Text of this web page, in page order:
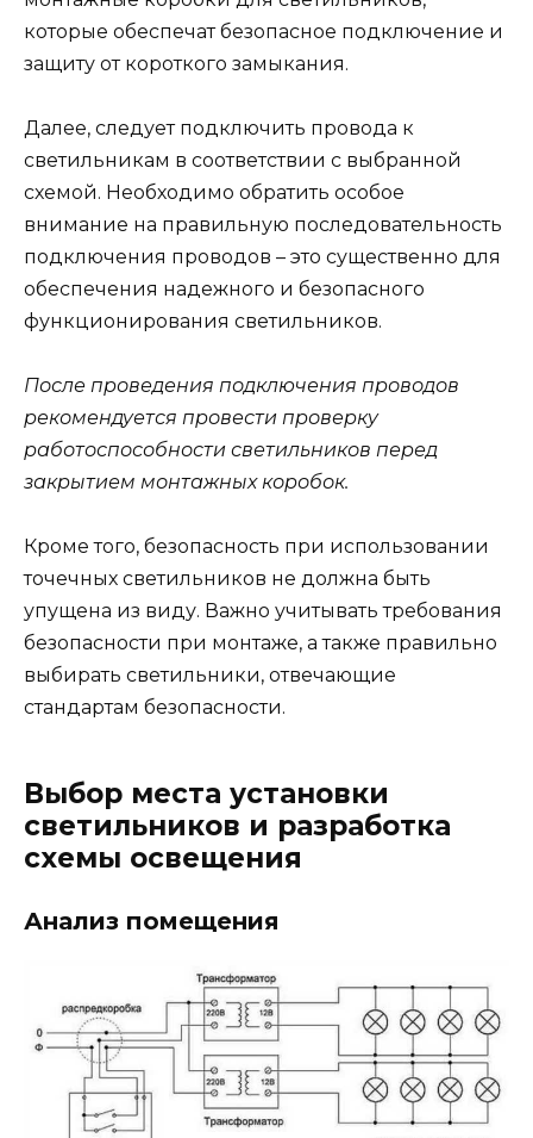
которые обеспечат безопасное подключение и
защиту от короткого замыкания.
Далее, следует подключить провода к
светильникам в соответствии с выбранной
схемой. Необходимо обратить особое
внимание на правильную последовательность
подключения проводов – это существенно для
обеспечения надежного и безопасного
функционирования светильников.
После проведения подключения проводов
рекомендуется провести проверку
работоспособности светильников перед
закрытием монтажных коробок.
Кроме того, безопасность при использовании
точечных светильников не должна быть
упущена из виду. Важно учитывать требования
безопасности при монтаже, а также правильно
выбирать светильники, отвечающие
стандартам безопасности.
Выбор места установки
светильников и разработка
схемы освещения
Анализ помещения